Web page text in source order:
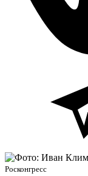
Росконгресс